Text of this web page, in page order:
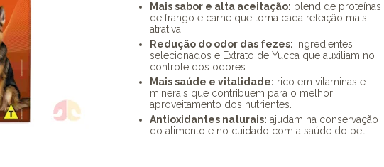
Mais sabor e alta aceitação: blend de proteínas
de frango e carne que torna cada refeição mais
atrativa.
Redução do odor das fezes: ingredientes
selecionados e Extrato de Yucca que auxiliam no
controle dos odores.
Mais saúde e vitalidade: rico em vitaminas e
minerais que contribuem para o melhor
aproveitamento dos nutrientes.
Antioxidantes naturais: ajudam na conservação
do alimento e no cuidado com a saúde do pet.